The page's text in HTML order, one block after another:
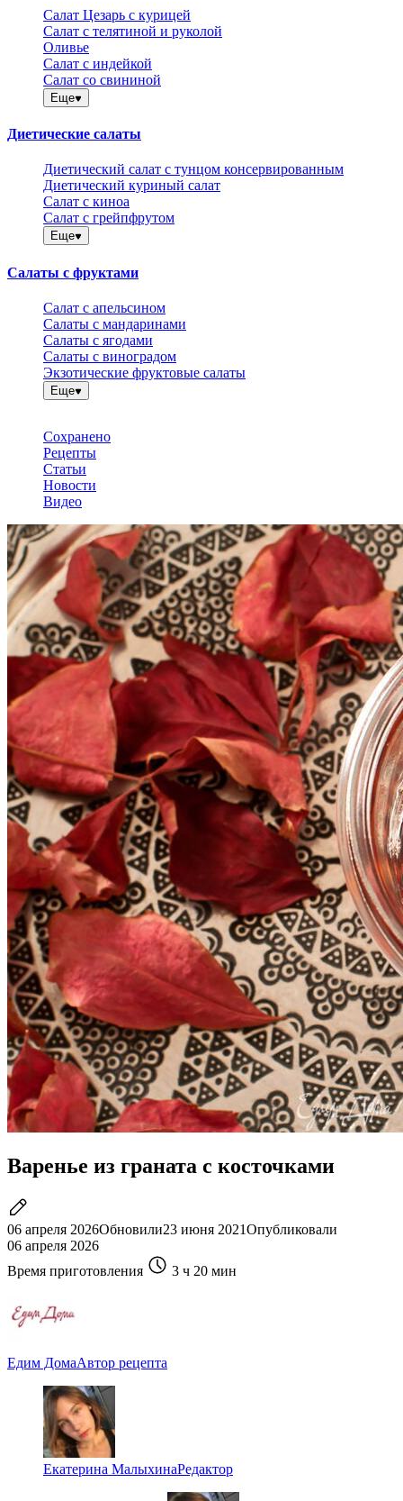
Салат Цезарь с курицей
Салат с телятиной и руколой
Оливье
Салат с индейкой
Салат со свининой
Еще
Диетические салаты
Диетический салат с тунцом консервированным
Диетический куриный салат
Салат с киноа
Салат с грейпфрутом
Еще
Салаты с фруктами
Салат с апельсином
Салаты с мандаринами
Салаты с ягодами
Салаты с виноградом
Экзотические фруктовые салаты
Еще
Сохранено
Рецепты
Статьи
Новости
Видео
Варенье из граната с косточками
06 апреля 2026Обновили23 июня 2021Опубликовали
06 апреля 2026
Время приготовления
3 ч 20 мин
Едим ДомаАвтор рецепта
Екатерина МалыхинаРедактор